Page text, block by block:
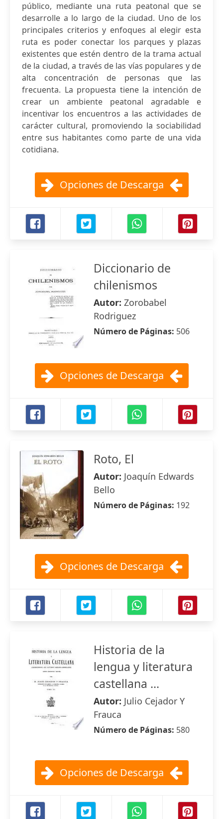
público, mediante una ruta peatonal que se
desarrolle a lo largo de la ciudad. Uno de los
principales criterios y enfoques al elegir esta
ruta es poder conectar los parques y plazas
existentes que estén dentro de la trama actual
de la ciudad, a través de las vías populares y de
alta concentración de personas que las
frecuenta. La propuesta tiene la intención de
crear un ambiente peatonal agradable e
incentivar los encuentros a las actividades de
carácter cultural, promoviendo la sociabilidad
entre sus habitantes como parte de una vida
cotidiana.
Opciones de Descarga
Diccionario de
chilenismos
Autor: Zorobabel
Rodriguez
Número de Páginas: 506
Opciones de Descarga
Roto, El
Autor: Joaquín Edwards
Bello
Número de Páginas: 192
Opciones de Descarga
Historia de la
lengua y literatura
castellana ...
Autor: Julio Cejador Y
Frauca
Número de Páginas: 580
Opciones de Descarga